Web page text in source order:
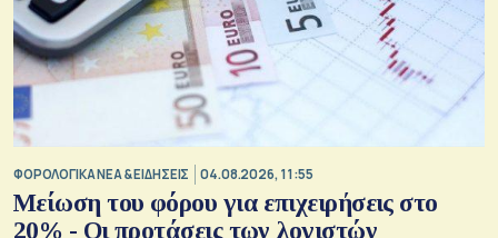
ΦΟΡΟΛΟΓΙΚΑ ΝΕΑ & EΙΔΗΣΕΙΣ 04.08.2026, 11:55
Μείωση του φόρου για επιχειρήσεις στο
20% - Οι προτάσεις των λογιστών